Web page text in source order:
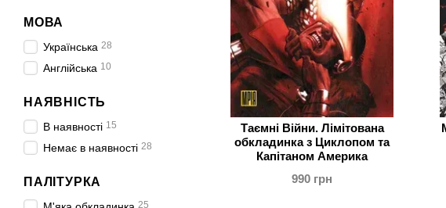
Таємні Війни. Лімітована
обкладинка з Циклопом та
Капітаном Америка
990 грн
МОВА
Українська 28
Англійська 10
НАЯВНІСТЬ
В наявності 15
Немає в наявності 28
ПАЛІТУРКА
25